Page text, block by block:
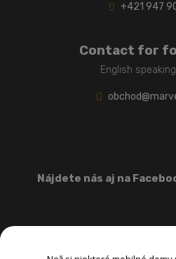
+421 947
Contact for
English
Nájdete nás aj na